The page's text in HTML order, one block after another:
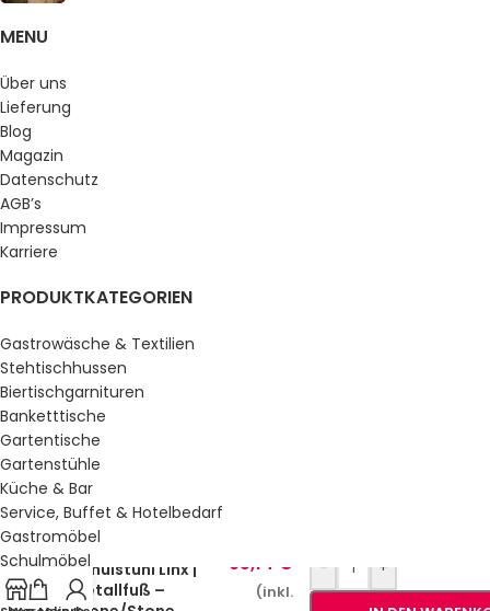
MENU
Über uns
Lieferung
Blog
Magazin
Datenschutz
AGB’s
Impressum
Karriere
PRODUKTKATEGORIEN
Gastrowäsche & Textilien
Stehtischhussen
Biertischgarnituren
Banketttische
Gartentische
Gartenstühle
Küche & Bar
Service, Buffet & Hotelbedarf
Gastromöbel
Schulmöbel
Sale %
Schulstuhl Linx |
Metallfuß –
95,14 €
(inkl.
- +